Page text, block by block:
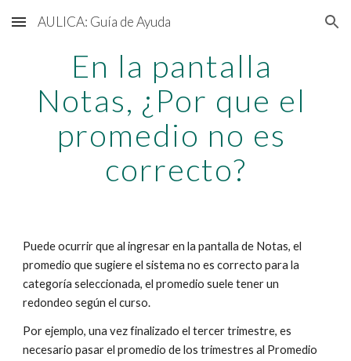
Skip to main content Skip to navigation
AULICA: Guía de Ayuda
En la pantalla
Notas, ¿Por que el
promedio no es
correcto?
Puede ocurrir que al ingresar en la pantalla de Notas, el
promedio que sugiere el sistema no es correcto para la
categoría seleccionada, el promedio suele tener un
redondeo según el curso.
Por ejemplo, una vez finalizado el tercer trimestre, es
necesario pasar el promedio de los trimestres al Promedio